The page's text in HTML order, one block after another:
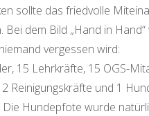
sollte das friedvolle
Bei dem Bild „Hand in
vergessen wird:
15 Lehrkräfte, 15 OGS-
Reinigungskräfte und 1
Hundepfote wurde